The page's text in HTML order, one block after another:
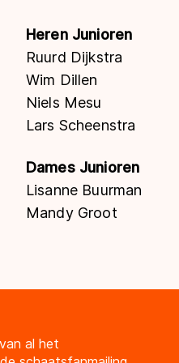
Heren Junioren
Ruurd Dijkstra
Wim Dillen
Niels Mesu
Lars Scheenstra
Dames Junioren
Lisanne Buurman
Mandy Groot
al het